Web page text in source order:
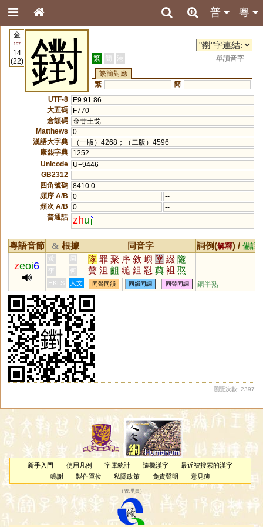
粵
普
金
167
14
(22)
鑆 繁 簡 港
單讀音字
繁簡對應
繁
簡
UTF-8
E9 91 86
大五碼
F770
倉頡碼 金廿土戈
Matthews
0
漢語大字典
（一版）4268；（二版）4596
康熙字典
1252
Unicode
U+9446
GB2312
四角號碼 8410.0
頻序 A/B
0
--
頻次 A/B
0
--
普通話 zhu
粵語音節 & 根據 同音字 詞例(解釋) / 備註
zeoi6
黃 周 隊 罪 聚 序 敘 嶼 墜 綴 隧
贅 沮 齟 縋 鉏 懟 藇 袓 焣
檌 娷 垿 沀 蕞 芧 鱮 諈 膇
硾 甀 漵 怚
李
何
HKLS
人文 同聲同韻 同韻同調 同聲同調 銅半熟
瀏覽次數: 2397
新手入門 使用凡例 字庫統計 隨機漢字
最近被搜索的漢字
鳴謝
製作單位 私隱政策 免責聲明 意見簿
（管理員 ）